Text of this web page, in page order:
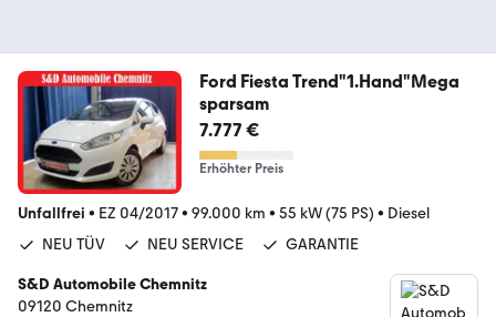
Ford Fiesta Trend"1.Hand"Mega
sparsam
7.777 €
Erhöhter Preis
Unfallfrei • EZ 04/2017• 99.000 km • 55 kW (75 PS) • Diesel
NEU TÜV
NEU SERVICE GARANTIE
S&D Automobile Chemnitz
09120 Chemnitz